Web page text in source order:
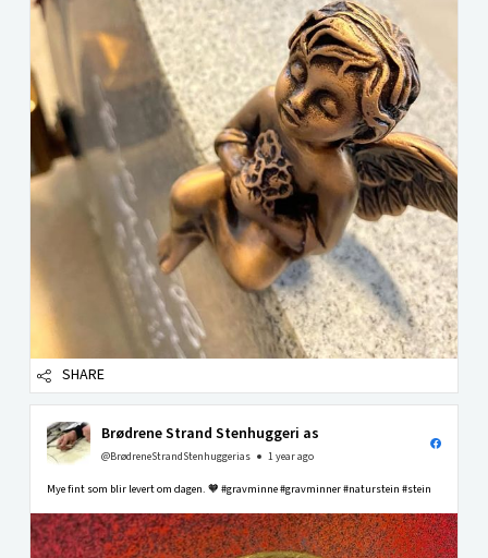
SHARE
Brødrene Strand Stenhuggeri as
@BrødreneStrandStenhuggerias 1 year ago
Mye fint som blir levert om dagen. 🧡 #gravminne #gravminner #naturstein #stein